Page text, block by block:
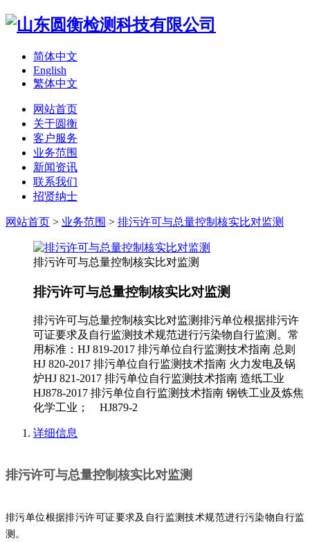
简体中文
English
繁体中文
网站首页
关于圆衡
客户服务
业务范围
新闻资讯
联系我们
招贤纳士
网站首页 > 业务范围 > 排污许可与总量控制核实比对监测
排污许可与总量控制核实比对监测
排污许可与总量控制核实比对监测
排污许可与总量控制核实比对监测排污单位根据排污许
可证要求及自行监测技术规范进行污染物自行监测。常
用标准：HJ 819-2017 排污单位自行监测技术指南 总则
HJ 820-2017 排污单位自行监测技术指南 火力发电及锅
炉HJ 821-2017 排污单位自行监测技术指南 造纸工业
HJ878-2017 排污单位自行监测技术指南 钢铁工业及炼焦
化学工业； HJ879-2
详细信息
排污许可与总量控制核实比对监测
排污单位根据排污许可证要求及自行监测技术规范进行污染物自行监
测。